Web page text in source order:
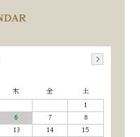
木 金
土
1
6 7
8
13 14
15